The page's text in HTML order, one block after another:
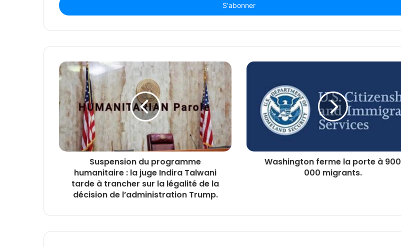
Email
Suspension du programme
humanitaire : la juge Indira Talwani
tarde à trancher sur la légalité de la
décision de l’administration Trump.
Washington ferme la porte à 900
000 migrants.